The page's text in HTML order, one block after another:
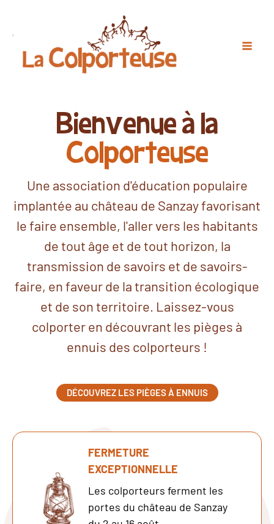
Bienvenue à la
Colporteuse
Une association d'éducation populaire
implantée au château de Sanzay favorisant
le faire ensemble, l'aller vers les habitants
de tout âge et de tout horizon, la
transmission de savoirs et de savoirs-
faire, en faveur de la transition écologique
et de son territoire. Laissez-vous
colporter en découvrant les pièges à
ennuis des colporteurs !
DÉCOUVREZ LES PIÈGES À ENNUIS
FERMETURE
EXCEPTIONNELLE
Les colporteurs ferment les
portes du château de Sanzay